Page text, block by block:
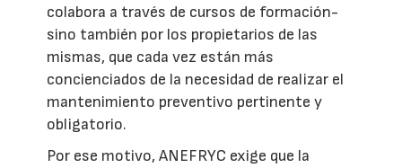
colabora a través de cursos de formación-
sino también por los propietarios de las
mismas, que cada vez están más
concienciados de la necesidad de realizar el
mantenimiento preventivo pertinente y
obligatorio.
Por ese motivo, ANEFRYC exige que la